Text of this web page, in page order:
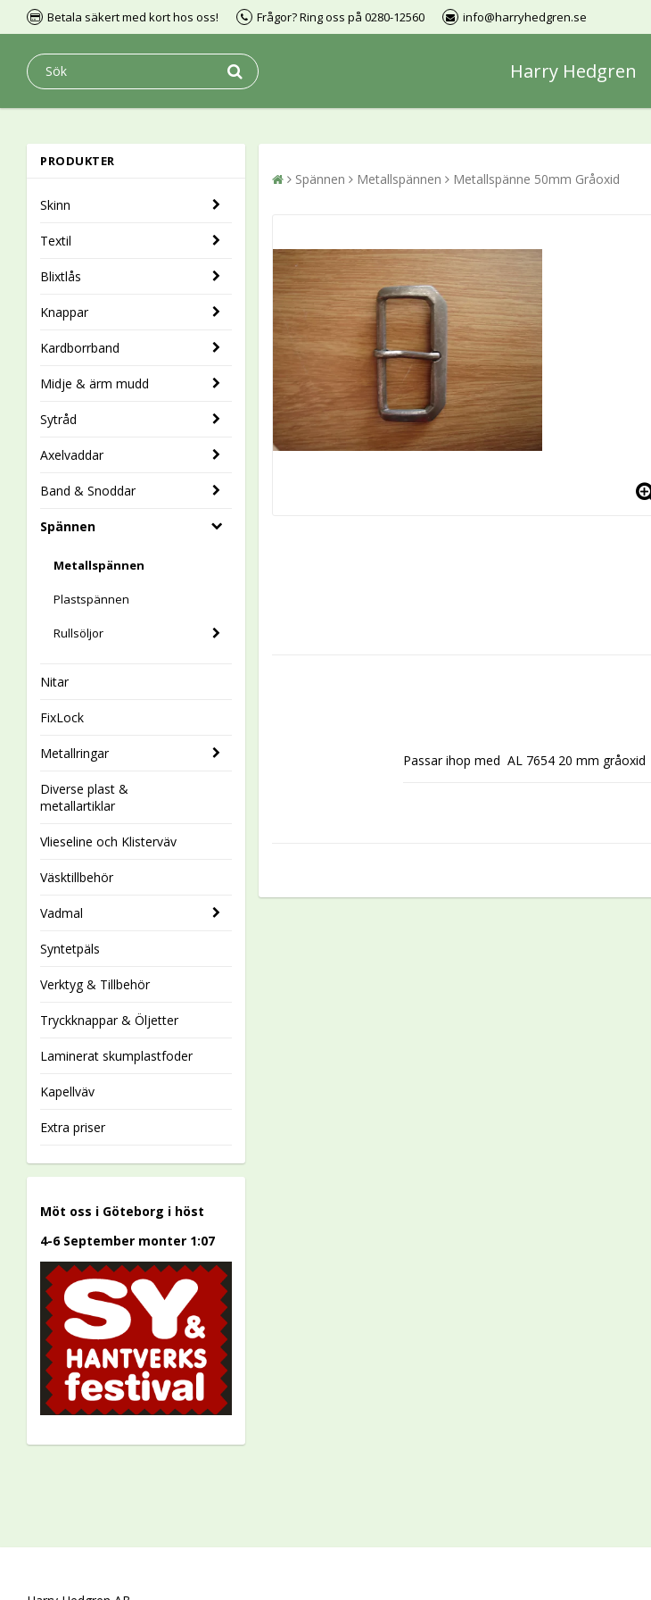
Betala säkert med kort hos oss! Frågor? Ring oss på 0280-12560 info@harryhedgren.se
Harry Hedgren
PRODUKTER
Skinn
Textil
Blixtlås
Knappar
Kardborrband
Midje & ärm mudd
Sytråd
Axelvaddar
Band & Snoddar
Spännen
Metallspännen
Plastspännen
Rullsöljor
Nitar
FixLock
Metallringar
Diverse plast &
metallartiklar
Vlieseline och Klisterväv
Väsktillbehör
Vadmal
Syntetpäls
Verktyg & Tillbehör
Tryckknappar & Öljetter
Laminerat skumplastfoder
Kapellväv
Extra priser
Möt oss i Göteborg i höst
4-6 September monter 1:07
Spännen Metallspännen Metallspänne 50mm Gråoxid
Passar ihop med  AL 7654 20 mm gråoxid